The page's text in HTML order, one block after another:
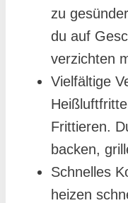
zu
du auf
verzichten
Vielfältige
Frittieren.
backen,
Schnelles
heizen